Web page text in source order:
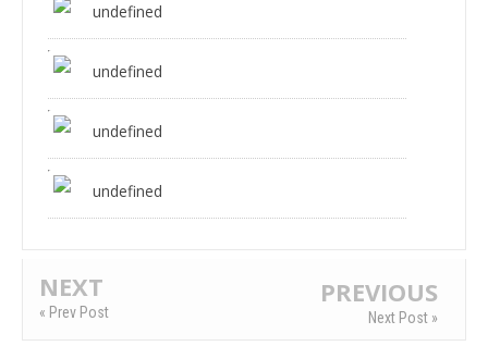
undefined
undefined
undefined
undefined
NEXT
« Prev Post
PREVIOUS
Next Post »